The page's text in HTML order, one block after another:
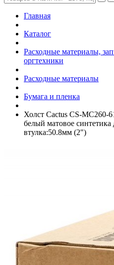
Главная
Каталог
Расходные материалы,
оргтехники
Расходные материалы
Бумага и пленка
Холст Cactus CS-
белый матовое синтетика
втулка:50.8мм (2")